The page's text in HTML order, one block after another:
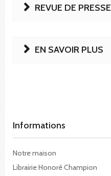
REVUE DE PRESSE
EN SAVOIR PLUS
Informations
Notre maison
Librairie Honoré Champion